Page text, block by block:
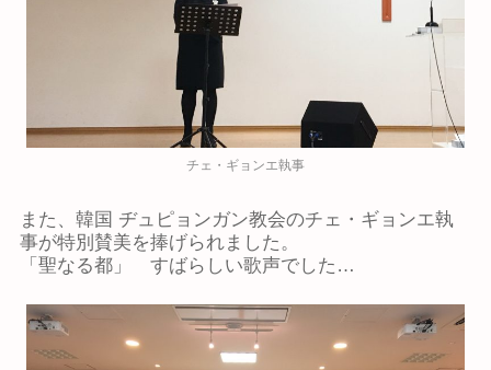
チェ・ギョンエ執事
また、韓国 ヂュピョンガン教会のチェ・ギョンエ執
事が特別賛美を捧げられました。
「聖なる都」 すばらしい歌声でした…